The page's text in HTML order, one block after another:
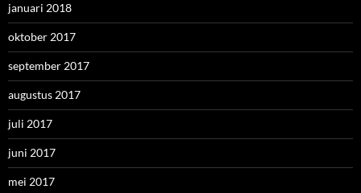
januari 2018
oktober 2017
september 2017
augustus 2017
juli 2017
juni 2017
mei 2017